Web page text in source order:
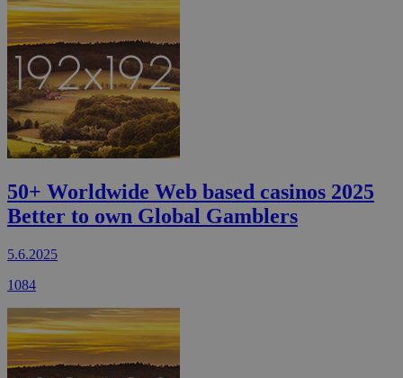
50+ Worldwide Web based casinos 2025
Better to own Global Gamblers
5.6.2025
1084